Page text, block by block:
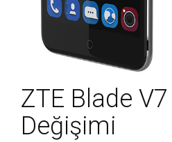
ZTE Blade
Değişimi